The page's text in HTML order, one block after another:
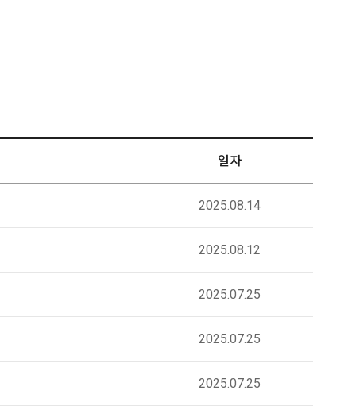
일자
2025.08.14
2025.08.12
2025.07.25
2025.07.25
2025.07.25